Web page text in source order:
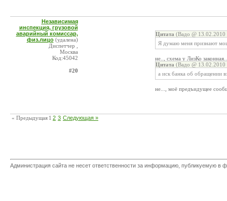
Независимая
инспекция, грузовой
аварийный комиссар,
физ.лицо (удалена)
Диспетчер ,
Москва
Код:45042
#20
Цитата (Вадо @ 13.02.2010
Я думаю меня признают
не.., схема у ЛизКо законная..
Цитата (Вадо @ 13.02.2010
а иск банка об обращении
не..., моё предъидущее
« Предыдущая 1 2 3 Следующая »
Администрация сайта не несет ответственности за информацию, публикуемую